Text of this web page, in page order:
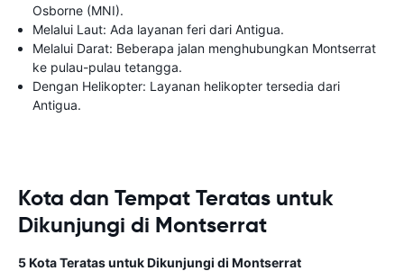
Osborne (MNI).
Melalui Laut: Ada layanan feri dari Antigua.
Melalui Darat: Beberapa jalan menghubungkan Montserrat
ke pulau-pulau tetangga.
Dengan Helikopter: Layanan helikopter tersedia dari
Antigua.
Kota dan Tempat Teratas untuk
Dikunjungi di Montserrat
5 Kota Teratas untuk Dikunjungi di Montserrat